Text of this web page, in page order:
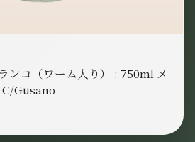
ンコ（ワーム入り） : 750ml メ
Gusano